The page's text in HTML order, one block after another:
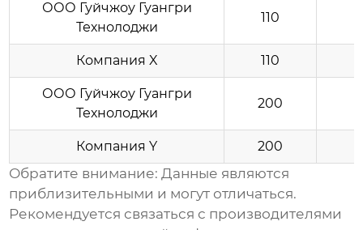
ООО Гуйчжоу Гуангри
Технолоджи
110
Компания X 110
ООО Гуйчжоу Гуангри
Технолоджи
200
Компания Y 200
Обратите внимание: Данные являются
приблизительными и могут отличаться.
Рекомендуется связаться с производителями